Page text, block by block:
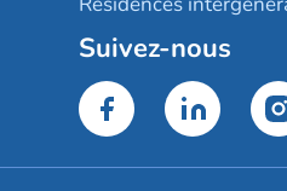
Suivez-nous